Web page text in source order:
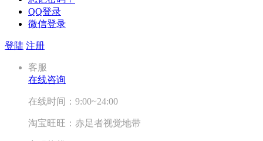
QQ登录
微信登录
登陆 注册
客服
在线咨询
在线时间：9:00~24:00
淘宝旺旺：赤足者视觉地带